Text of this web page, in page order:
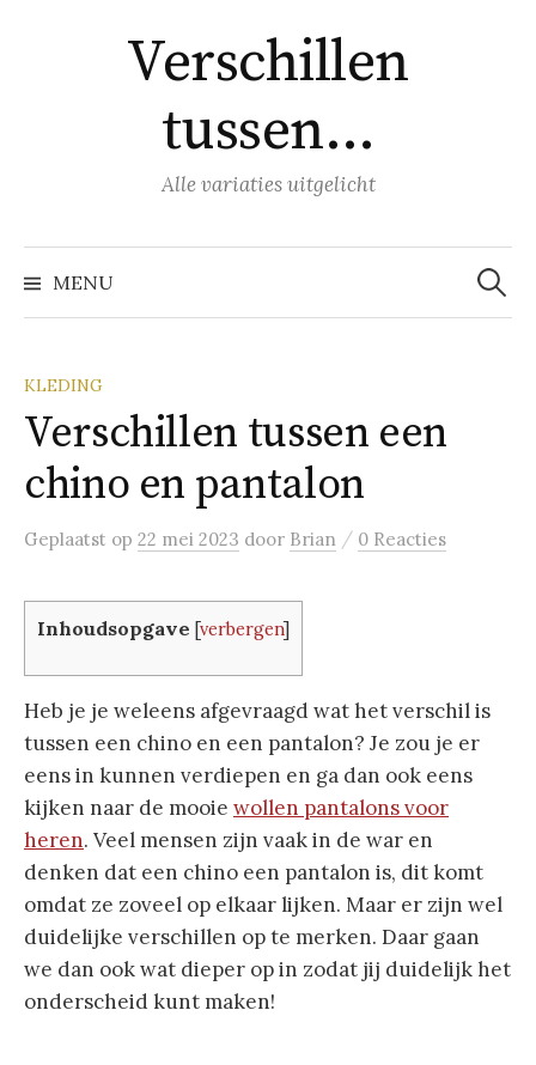
Verschillen
tussen…
Alle variaties uitgelicht
MENU
Zoeken
naar:
KLEDING
Verschillen tussen een
chino en pantalon
Geplaatst op 22 mei 2023 door Brian / 0 Reacties
Inhoudsopgave [verbergen]
Heb je je weleens afgevraagd wat het verschil is
tussen een chino en een pantalon? Je zou je er
eens in kunnen verdiepen en ga dan ook eens
kijken naar de mooie wollen pantalons voor
heren. Veel mensen zijn vaak in de war en
denken dat een chino een pantalon is, dit komt
omdat ze zoveel op elkaar lijken. Maar er zijn wel
duidelijke verschillen op te merken. Daar gaan
we dan ook wat dieper op in zodat jij duidelijk het
onderscheid kunt maken!